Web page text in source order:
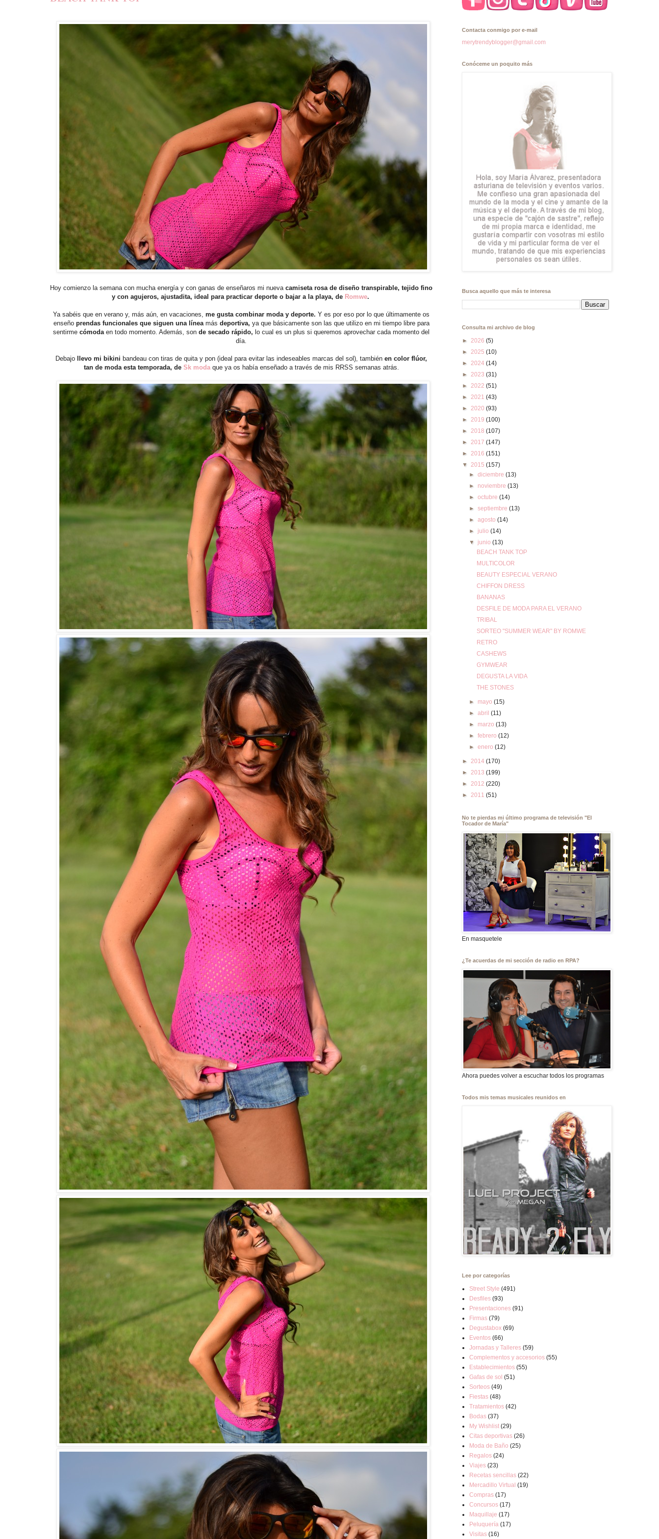
Hoy comienzo la semana con mucha energía y con ganas de enseñaros mi nueva camiseta rosa de diseño transpirable, tejido fino
y con agujeros, ajustadita, ideal para practicar deporte o bajar a la playa, de Romwe.
Ya sabéis que en verano y, más aún, en vacaciones, me gusta combinar moda y deporte. Y es por eso por lo que últimamente os
enseñoprendas funcionales que siguen una líneamás deportiva, ya que básicamente son las que utilizo en mi tiempo libre para
sentirme cómoda en todo momento. Además, son de secado rápido, lo cual es un plus si queremos aprovechar cada momento del
día.
Debajo llevo mi bikini bandeau con tiras de quita y pon (ideal para evitar las indeseables marcas del sol), también en color flúor,
tan de moda esta temporada, de Sk moda que ya os había enseñado a través de mis RRSS semanas atrás.
Contacta conmigo por e-mail
merytrendyblogger@gmail.com
Conóceme un poquito más
Busca aquello que más te interesa
Consulta mi archivo de blog
► 2026 (5)
► 2025 (10)
► 2024 (14)
► 2023 (31)
► 2022 (51)
► 2021 (43)
► 2020 (93)
► 2019 (100)
► 2018 (107)
► 2017 (147)
► 2016 (151)
▼ 2015 (157)
►diciembre(13)
► noviembre(13)
►octubre(14)
►septiembre(13)
►agosto(14)
► julio(14)
▼ junio(13)
BEACH TANK TOP
MULTICOLOR
BEAUTY ESPECIAL VERANO
CHIFFON DRESS
BANANAS
DESFILE DE MODA PARA EL VERANO
TRIBAL
SORTEO "SUMMER WEAR" BY ROMWE
RETRO
CASHEWS
GYMWEAR
DEGUSTA LA VIDA
THE STONES
► mayo(15)
►abril(11)
► marzo(13)
►febrero(12)
►enero(12)
► 2014 (170)
► 2013 (199)
► 2012 (220)
► 2011 (51)
No te pierdas mi último programa de televisión "El
Tocador de María"
En masquetele
¿Te acuerdas de mi sección de radio en RPA?
Ahora puedes volver a escuchar todos los programas
Todos mis temas musicales reunidos en
Lee por categorías
Street Style (491)
Desfiles (93)
Presentaciones (91)
Firmas (79)
Degustabox (69)
Eventos (66)
Jornadas y Talleres (59)
Complementos y accesorios (55)
Establecimientos (55)
Gafas de sol (51)
Sorteos (49)
Fiestas (48)
Tratamientos (42)
Bodas (37)
My Wishlist (29)
Citas deportivas (26)
Moda de Baño (25)
Regalos (24)
Viajes (23)
Recetas sencillas (22)
Mercadillo Virtual (19)
Compras (17)
Concursos (17)
Maquillaje (17)
Peluquería (17)
Visitas (16)